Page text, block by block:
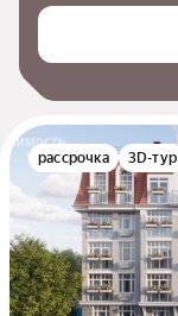
рассрочка 3D-тур